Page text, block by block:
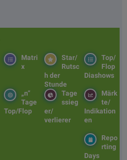
Top/
Flop
Diashows
Star/
Rutsc
h der
Stunde
Matri
x
Märk
te/
Indikation
en
Tage
ssieg
er/
verlierer
„n“
Tage
Top/Flop
Repo
rting
Days